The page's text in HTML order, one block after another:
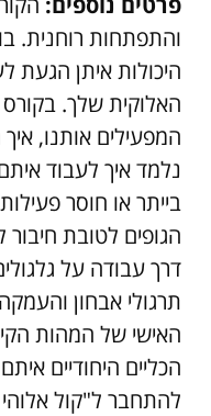
והתפתחות רוחנית.
היכולות איתן הגעת
האלוקית שלך.
המפעילים אותנו,
נלמד איך לעבוד
בייתר או חוסר
הגופים לטובת חיבור
דרך עבודה על
תרגולי אבחון
האישי של המהות
הכליים היחודיים
להתחבר ל"קול אלוהי